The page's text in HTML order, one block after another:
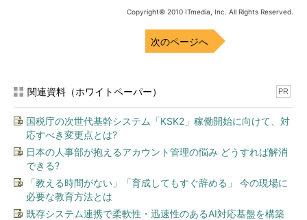
Copyright© 2010 ITmedia, Inc. All Rights Reserved.
次のページへ
関連資料（ホワイトペーパー） PR
国税庁の次世代基幹システム「KSK2」稼働開始に向けて、対
応すべき変更点とは?
日本の人事部が抱えるアカウント管理の悩み どうすれば解消
できる?
「教える時間がない」「育成してもすぐ辞める」 今の現場に
必要な教育方法とは
既存システム連携で柔軟性・迅速性のあるAI対応基盤を構築